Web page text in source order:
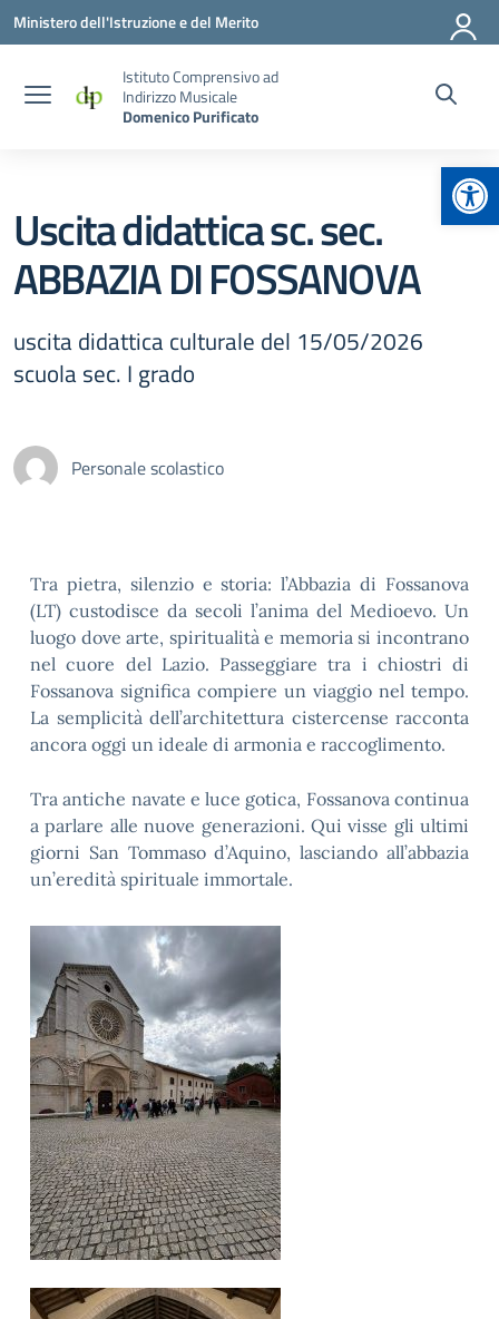
Vai ai contenuti
Vai al menu di navigazione
Vai al footer
Ministero dell'Istruzione e del Merito
Istituto Comprensivo ad
Indirizzo Musicale
Domenico Purificato
Uscita didattica sc. sec.
ABBAZIA DI FOSSANOVA
uscita didattica culturale del 15/05/2026
scuola sec. I grado
Personale scolastico
Tra pietra, silenzio e storia: l’Abbazia di Fossanova
(LT) custodisce da secoli l’anima del Medioevo. Un
luogo dove arte, spiritualità e memoria si incontrano
nel cuore del Lazio. Passeggiare tra i chiostri di
Fossanova significa compiere un viaggio nel tempo.
La semplicità dell’architettura cistercense racconta
ancora oggi un ideale di armonia e raccoglimento.
Tra antiche navate e luce gotica, Fossanova continua
a parlare alle nuove generazioni. Qui visse gli ultimi
giorni San Tommaso d’Aquino, lasciando all’abbazia
un’eredità spirituale immortale.